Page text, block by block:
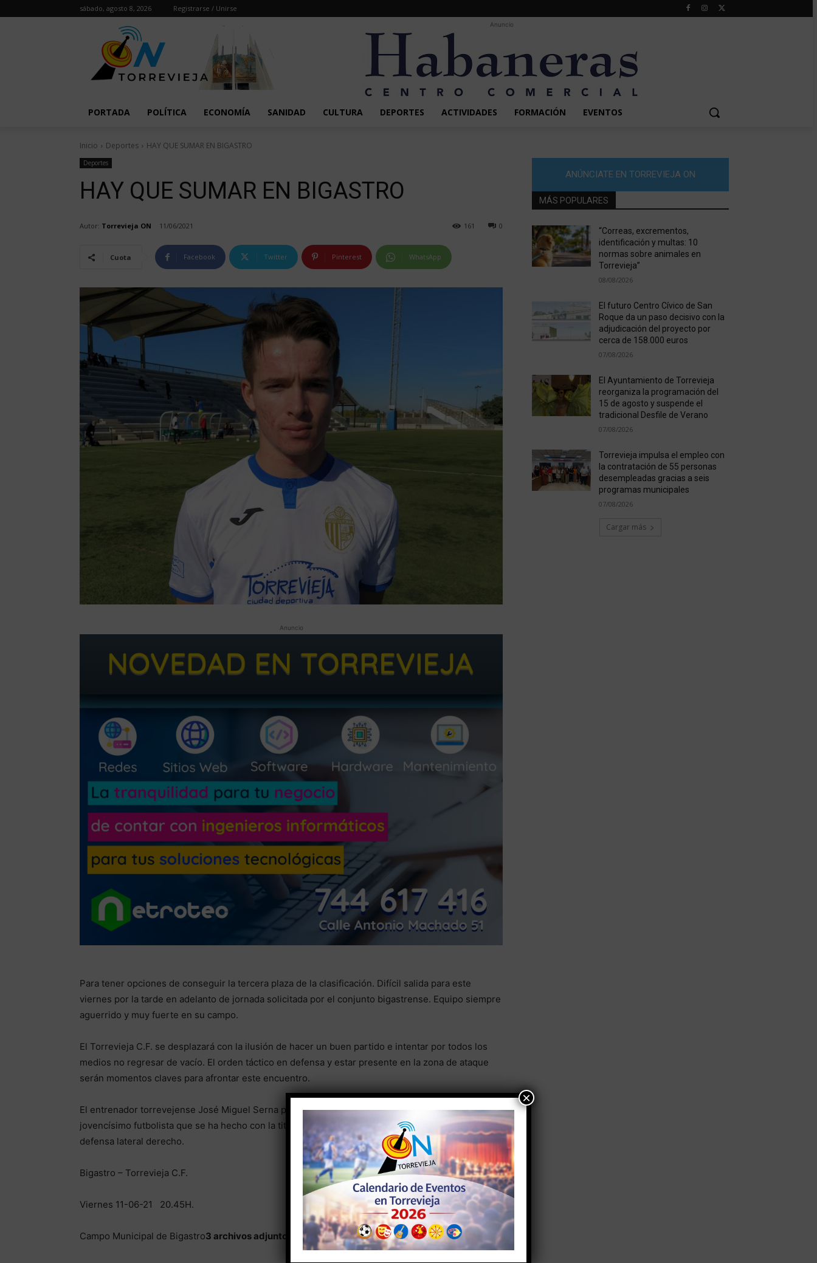
sábado, agosto 8, 2026 Registrarse / Unirse
Anuncio
PORTADA POLÍTICA ECONOMÍA SANIDAD CULTURA DEPORTES ACTIVIDADES FORMACIÓN EVENTOS
Inicio Deportes HAY QUE SUMAR EN BIGASTRO
Deportes
HAY QUE SUMAR EN BIGASTRO
Autor: Torrevieja ON 11/06/2021 0
161
Cuota Facebook Twitter Pinterest WhatsApp
Anuncio
Para tener opciones de conseguir la tercera plaza de la clasificación. Difícil salida para este
viernes por la tarde en adelanto de jornada solicitada por el conjunto bigastrense. Equipo siempre
aguerrido y muy fuerte en su campo.
El Torrevieja C.F. se desplazará con la ilusión de hacer un buen partido e intentar por todos los
medios no regresar de vacío. El orden táctico en defensa y estar presente en la zona de ataque
serán momentos claves para afrontar este encuentro.
El entrenador torrevejense José Miguel Serna podrá contar conPabloBuendía Marco,
jovencísimo futbolista que se ha hecho con la titularidad indiscutible en la demarcación de
defensa lateral derecho.
Bigastro – Torrevieja C.F.
Viernes 11-06-21 20.45H.
Campo Municipal de Bigastro3 archivos adjuntos
ANÚNCIATE EN TORREVIEJA ON
MÁS POPULARES
“Correas, excrementos,
identificación y multas: 10
normas sobre animales en
Torrevieja”
08/08/2026
El futuro Centro Cívico de San
Roque da un paso decisivo con la
adjudicación del proyecto por
cerca de 158.000 euros
07/08/2026
El Ayuntamiento de Torrevieja
reorganiza la programación del
15 de agosto y suspende el
tradicional Desfile de Verano
07/08/2026
Torrevieja impulsa el empleo con
la contratación de 55 personas
desempleadas gracias a seis
programas municipales
07/08/2026
Cargar más
×